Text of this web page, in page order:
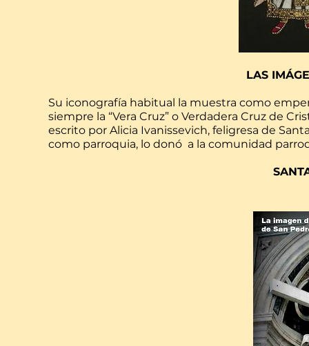
LAS
Su iconografía habitual la muestra como
siempre la “Vera Cruz” o Verdadera Cruz de
escrito por Alicia Ivanissevich, feligresa de
como parroquia, lo donó a la comunidad